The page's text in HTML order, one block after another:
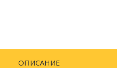
ОПИСАНИЕ